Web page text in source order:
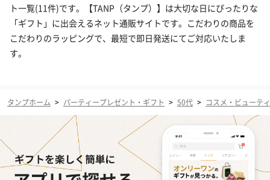
ト一覧(11件)です。【TANP（タンプ）】は大切な日にぴったりな
「ギフト」に出会えるネット通販サイトです。こだわりの商品を
こだわりのラッピングで、最短で即日発送にてご対応いたしま
す。
タンプホーム > パーティープレゼント・ギフト > 50代 > コスメ・ビューテ